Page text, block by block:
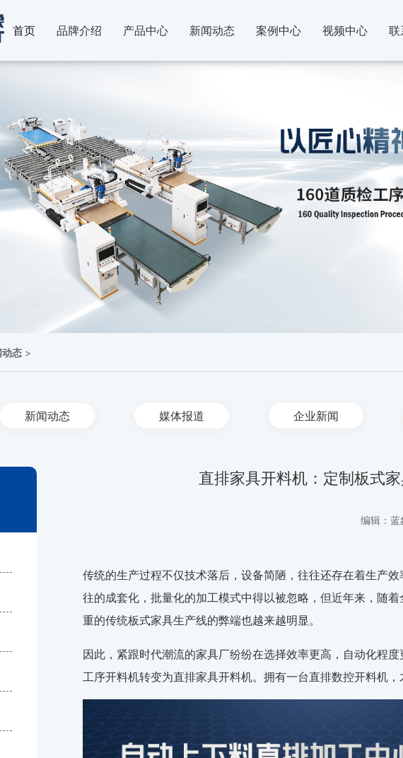
首页 品牌介绍 产品中心 新闻动态 案例中心 视频中心 联
动态 >
新闻动态 媒体报道 企业新闻
直排家具开料机：定制板式
编辑：蓝
传统的生产过程不仅技术落后，设备简陋，往往还存在着生产
往的成套化，批量化的加工模式中得以被忽略，但近年来，随
重的传统板式家具生产线的弊端也越来越明显。
因此，紧跟时代潮流的家具厂纷纷在选择效率更高，自动化程
工序开料机转变为直排家具开料机。拥有一台直排数控开料机，